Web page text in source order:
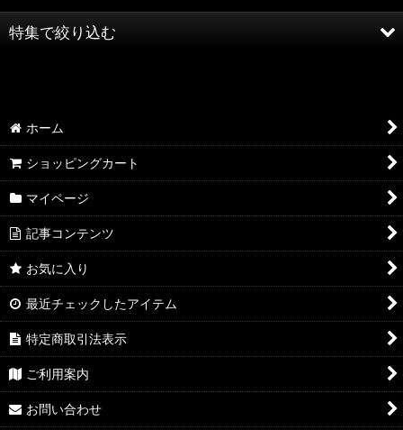
並び順 :
特集で絞り込む
AQP2.0 KR/R
AQP2.0 U/C
AQP2.0 その他
YUZ3.0 SSP/SP/SR
YUZ3.0 KR/R
YUZ3.0 U/C
YUZ3.0 その他
NEX3.0 SSP/SP/SR
ホーム
ショッピングカート
マイページ
記事コンテンツ
お気に入り
最近チェックしたアイテム
特定商取引法表示
ご利用案内
お問い合わせ